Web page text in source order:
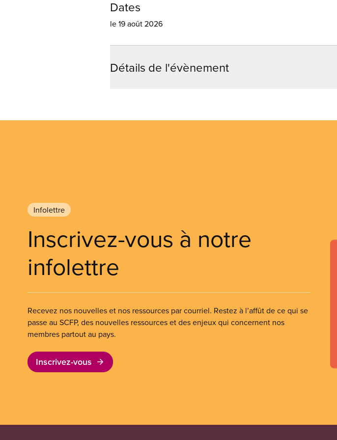
Dates
le 19 août 2026
Détails de l'évènement
Infolettre
Inscrivez-vous à notre
infolettre
Recevez nos nouvelles et nos ressources par courriel. Restez à l’affût de ce qui se
passe au SCFP, des nouvelles ressources et des enjeux qui concernent nos
membres partout au pays.
Inscrivez-vous